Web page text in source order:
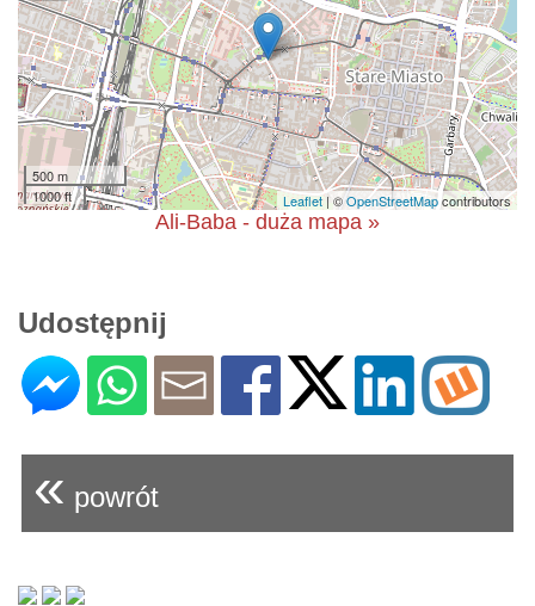
500 m
1000 ft
Leaflet| ©OpenStreetMapcontributors
Ali-Baba - duża mapa »
Udostępnij
« powrót